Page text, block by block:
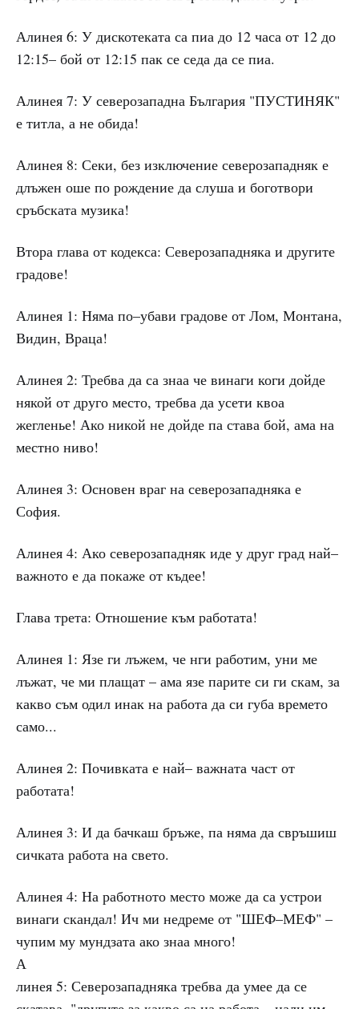
Алинея 6: У дискотеката са пиа до 12 часа от 12 до
12:15– бой от 12:15 пак се седа да се пиа.
Алинея 7: У северозападна България "ПУСТИНЯК"
е титла, а не обида!
Алинея 8: Секи, без изключение северозападняк е
длъжен оше по рождение да слуша и боготвори
сръбската музика!
Втора глава от кодекса: Северозападняка и другите
градове!
Алинея 1: Няма по–убави градове от Лом, Монтана,
Видин, Враца!
Алинея 2: Требва да са знаа че винаги коги дойде
някой от друго место, требва да усети квоа
жегленье! Ако никой не дойде па става бой, ама на
местно ниво!
Алинея 3: Основен враг на северозападняка е
София.
Алинея 4: Ако северозападняк иде у друг град най–
важното е да покаже от къдее!
Глава трета: Отношение към работата!
Алинея 1: Язе ги лъжем, че нги работим, уни ме
лъжат, че ми плащат – ама язе парите си ги скам, за
какво съм одил инак на работа да си губа времето
само...
Алинея 2: Почивката е най– важната част от
работата!
Алинея 3: И да бачкаш бръже, па няма да свръшиш
сичката работа на свето.
Алинея 4: На работното место може да са устрои
винаги скандал! Ич ми недреме от "ШЕФ–МЕФ" –
чупим му мундзата ако знаа много!
А
линея 5: Северозападняка требва да умее да се